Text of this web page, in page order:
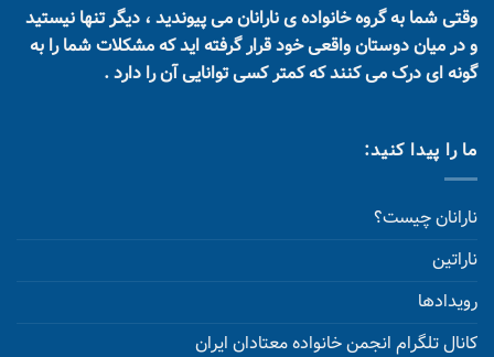
وقتی شما به گروه خانواده ی نارانان می پیوندید ، دیگر تنها نیستید
و در میان دوستان واقعی خود قرار گرفته اید که مشکلات شما را به
گونه ای درک می کنند که کمتر کسی توانایی آن را دارد .
ما را پیدا کنید:
نارانان چیست؟
ناراتین
رویدادها
کانال تلگرام انجمن خانواده معتادان ایران